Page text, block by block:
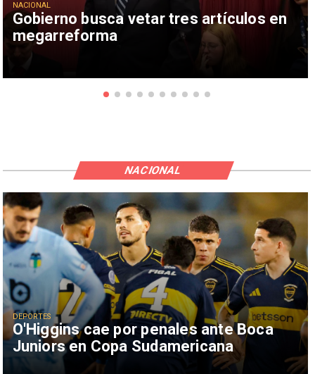
Gobierno busca vetar tres artículos en
megarreforma
NACIONAL
O'Higgins cae por penales ante Boca
Juniors en Copa Sudamericana
DEPORTES
NACIONAL